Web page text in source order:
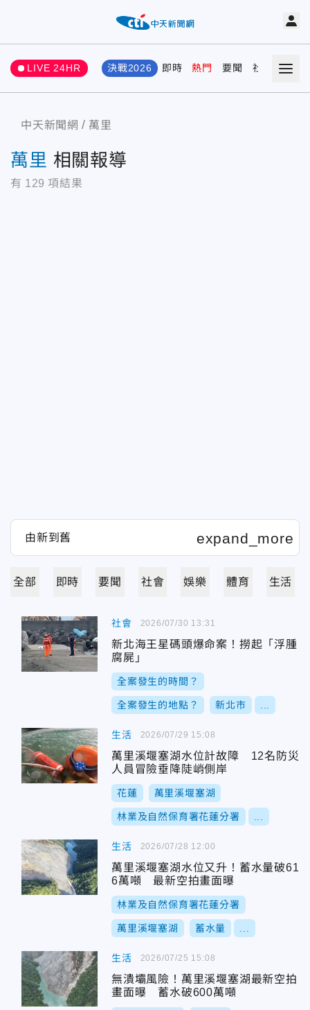
LIVE 24HR 決戰2026 即時 熱門 要聞 社會 娛樂
中天新聞網 萬里
萬里 相關報導
有 129 項結果
全部 即時 要聞 社會 娛樂 體育 生活
社會
新北海王星碼頭爆命案！撈起「浮腫
腐屍」
全案發生的時間？
全案發生的地點？ 新北市
2026/07/30 13:31
生活
萬里溪堰塞湖水位計故障 12名防災
人員冒險垂降陡峭側岸
花蓮 萬里溪堰塞湖
林業及自然保育署花蓮分署
2026/07/29 15:08
生活
萬里溪堰塞湖水位又升！蓄水量破61
6萬噸 最新空拍畫面曝
林業及自然保育署花蓮分署
萬里溪堰塞湖 蓄水量
2026/07/28 12:00
生活
無潰壩風險！萬里溪堰塞湖最新空拍
畫面曝 蓄水破600萬噸
2026/07/25 15:08